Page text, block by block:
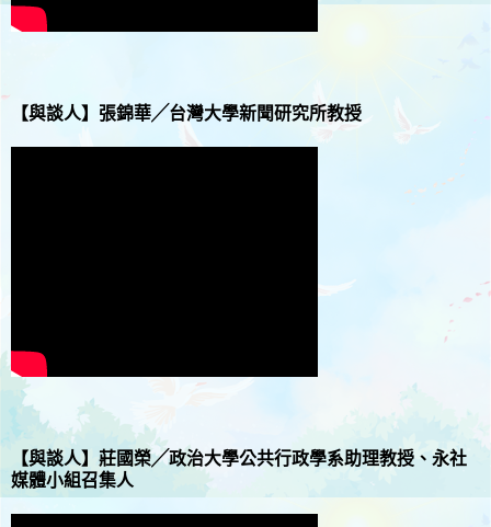
【與談人】 張錦華╱台灣大學新聞研究所教授
【與談人】 莊國榮╱政治大學公共行政學系助理教授、永社
媒體小組召集人